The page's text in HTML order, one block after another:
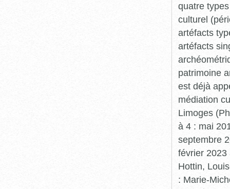
quatre
culturel
artéfacts
artéfacts
patrimoine
est déjà
médiation
Limoges
à 4 : mai
septembre
février 2023
Hottin,
: Marie-